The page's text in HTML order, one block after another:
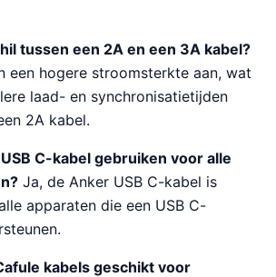
tussen een 2A en een 3A kabel?
een hogere stroomsterkte aan, wat
laad- en synchronisatietijden
2A kabel.
C-kabel gebruiken voor alle
Ja, de Anker USB C-kabel is
apparaten die een USB C-
kabels geschikt voor